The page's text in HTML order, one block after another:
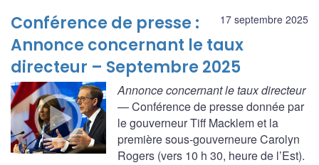
17 septembre 2025
Conférence de presse :
Annonce concernant le taux
directeur – Septembre 2025
Annonce concernant le taux directeur
— Conférence de presse donnée par
le gouverneur Tiff Macklem et la
première sous-gouverneure Carolyn
Rogers (vers 10 h 30, heure de l’Est).